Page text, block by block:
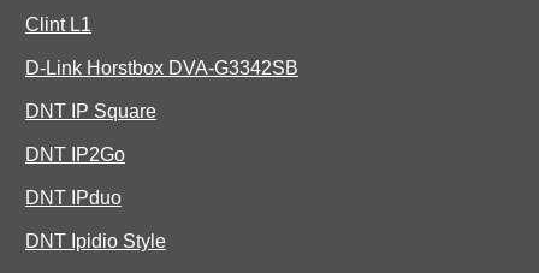
Clint L1
D-Link Horstbox DVA-G3342SB
DNT IP Square
DNT IP2Go
DNT IPduo
DNT Ipidio Style